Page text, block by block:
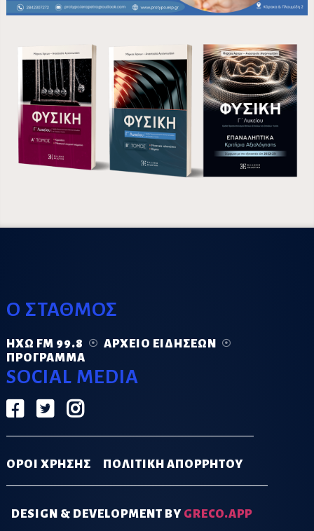
Ο ΣΤΑΘΜΟΣ
ΗΧΏ FM 99.8
ΑΡΧΕΊΟ ΕΙΔΉΣΕΩΝ
ΠΡΌΓΡΑΜΜΑ
SOCIAL MEDIA
ΟΡΟΙ ΧΡΗΣΗΣ ΠΟΛΙΤΙΚΗ ΑΠΟΡΡΗΤΟΥ
DESIGN & DEVELOPMENT BY GRECO.APP